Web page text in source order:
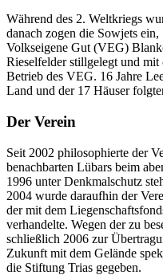
Während des 2. Weltkriegs
danach zogen die Sowjets
Volkseigene Gut (VEG)
Rieselfelder stillgelegt und
Betrieb des VEG. 16 Jahre
Land und der 17 Häuser
Der Verein
Seit 2002 philosophierte der
benachbarten Lübars beim
1996 unter Denkmalschutz
2004 wurde daraufhin der
der mit dem
verhandelte. Wegen der zu
schließlich 2006 zur
Zukunft mit dem Gelände
die Stiftung Trias gegeben.